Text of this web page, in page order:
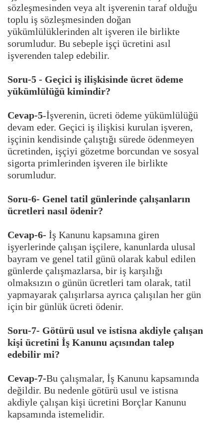
sözleşmesinden veya alt işverenin taraf olduğu
toplu iş sözleşmesinden doğan
yükümlülüklerinden alt işveren ile birlikte
sorumludur. Bu sebeple işçi ücretini asıl
işverenden talep edebilir.
Soru-5 - Geçici iş ilişkisinde ücret ödeme
yükümlülüğü kimindir?
Cevap-5-İşverenin, ücreti ödeme yükümlülüğü
devam eder. Geçici iş ilişkisi kurulan işveren,
işçinin kendisinde çalıştığı sürede ödenmeyen
ücretinden, işçiyi gözetme borcundan ve sosyal
sigorta primlerinden işveren ile birlikte
sorumludur.
Soru-6- Genel tatil günlerinde çalışanların
ücretleri nasıl ödenir?
Cevap-6- İş Kanunu kapsamına giren
işyerlerinde çalışan işçilere, kanunlarda ulusal
bayram ve genel tatil günü olarak kabul edilen
günlerde çalışmazlarsa, bir iş karşılığı
olmaksızın o günün ücretleri tam olarak, tatil
yapmayarak çalışırlarsa ayrıca çalışılan her gün
için bir günlük ücreti ödenir.
Soru-7- Götürü usul ve istisna akdiyle çalışan
kişi ücretini İş Kanunu açısından talep
edebilir mi?
Cevap-7-Bu çalışmalar, İş Kanunu kapsamında
değildir. Bu nedenle götürü usul ve istisna
akdiyle çalışan kişi ücretini Borçlar Kanunu
kapsamında istemelidir.